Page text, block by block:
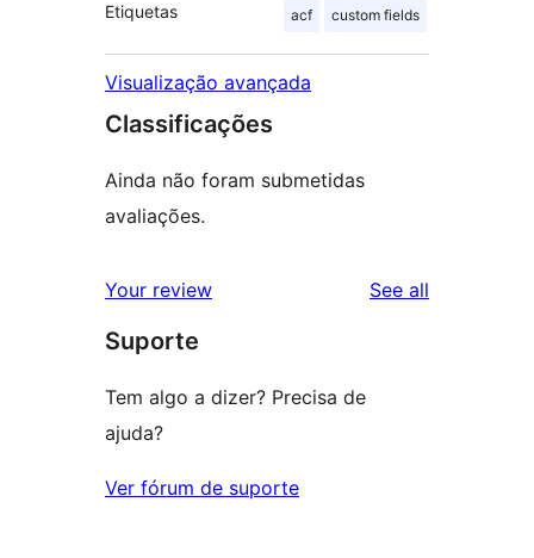
Etiquetas acf custom fields
Visualização avançada
Classificações
Ainda não foram submetidas
avaliações.
Your review See all
Suporte
Tem algo a dizer? Precisa de
ajuda?
Ver fórum de suporte